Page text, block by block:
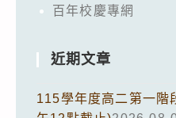
百年校慶專網
近期文章
115學年度高二第一階